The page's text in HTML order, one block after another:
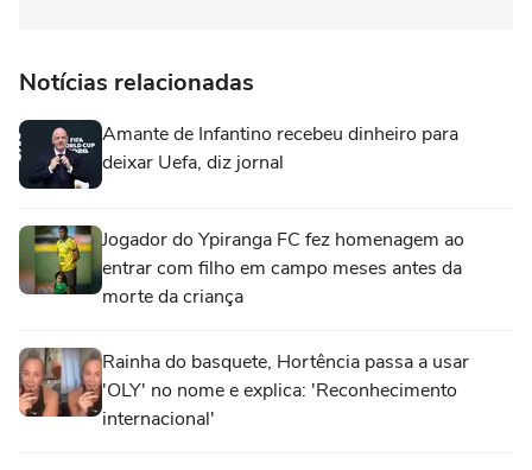
Notícias relacionadas
Amante de Infantino recebeu dinheiro para
deixar Uefa, diz jornal
Jogador do Ypiranga FC fez homenagem ao
entrar com filho em campo meses antes da
morte da criança
Rainha do basquete, Hortência passa a usar
'OLY' no nome e explica: 'Reconhecimento
internacional'